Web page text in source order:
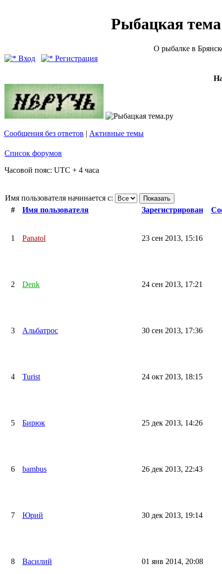
Рыбацкая
О рыбалке в
Вход
Регистрация
Сообщения без ответов | Активные темы
Список форумов
Часовой пояс: UTC + 4 часа
Имя пользователя начинается с:
#
Имя пользователя Зарегистрирован
1 Panatol 23 сен 2013, 15:16
2 Denk 24 сен 2013, 17:21
3 Альбатрос 30 сен 2013, 17:36
4 Turist 24 окт 2013, 18:15
5 Бирюк 25 дек 2013, 14:26
6 bambus 26 дек 2013, 22:43
7 Юрий 30 дек 2013, 19:14
8 Василий 01 янв 2014, 20:08